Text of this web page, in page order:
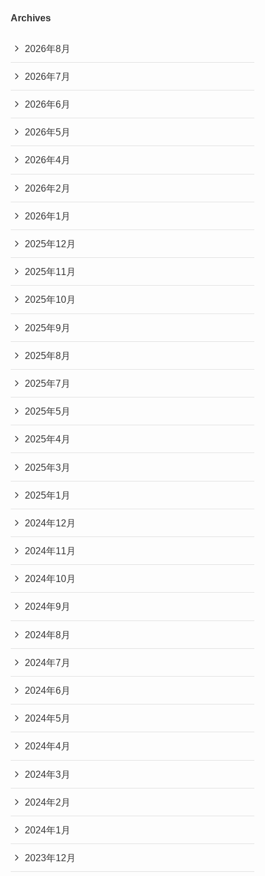
Archives
2026年8月
2026年7月
2026年6月
2026年5月
2026年4月
2026年2月
2026年1月
2025年12月
2025年11月
2025年10月
2025年9月
2025年8月
2025年7月
2025年5月
2025年4月
2025年3月
2025年1月
2024年12月
2024年11月
2024年10月
2024年9月
2024年8月
2024年7月
2024年6月
2024年5月
2024年4月
2024年3月
2024年2月
2024年1月
2023年12月